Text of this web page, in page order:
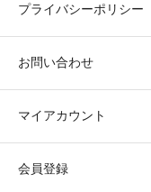
プライバシーポリシー
お問い合わせ
マイアカウント
会員登録